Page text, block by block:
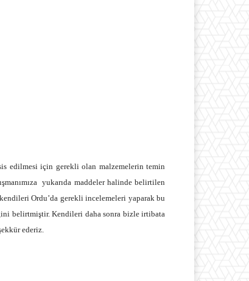
edilmesi için gerekli olan malzemelerin temin
yukarıda maddeler halinde belirtilen
Ordu’da gerekli incelemeleri yaparak bu
belirtmiştir. Kendileri daha sonra bizle irtibata
ederiz.